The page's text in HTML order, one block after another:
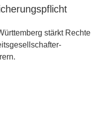
stärkt Rechte